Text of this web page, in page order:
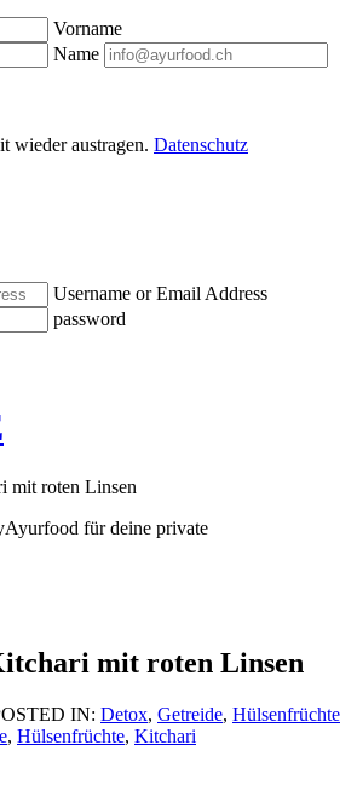
Vorname
Name
wieder austragen. Datenschutz
Username or Email Address
password
für deine private
mit roten Linsen
IN: Detox, Getreide, Hülsenfrüchte
, Hülsenfrüchte, Kitchari